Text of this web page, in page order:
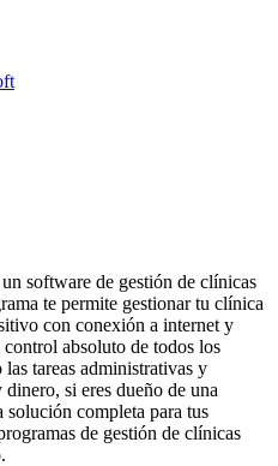
software de gestión de clínicas
te permite gestionar tu clínica
con conexión a internet y
absoluto de todos los
tareas administrativas y
si eres dueño de una
solución completa para tus
de gestión de clínicas